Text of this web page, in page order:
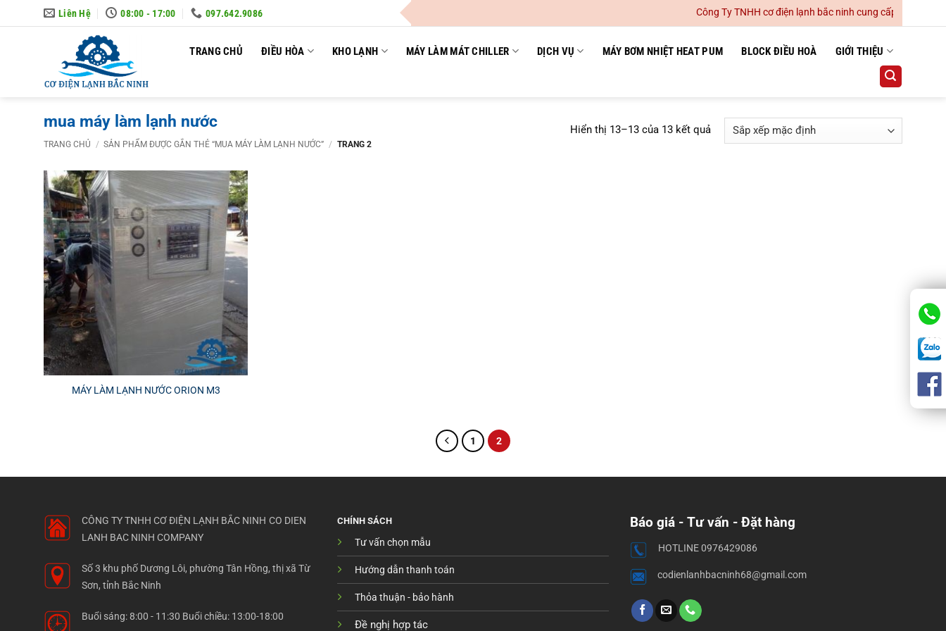
to
Liên Hệ 08:00 - 17:00 097.642.9086 Công Ty TNHH cơ điện lạnh bắc ninh cung cấp lắp đặt hệ
TRANG CHỦ ĐIỀU HÒA KHO LẠNH MÁY LÀM MÁT CHILLER DỊCH VỤ MÁY BƠM NHIỆT HEAT PUM BLOCK ĐIỀU HOÀ GIỚI THIỆU
mua máy làm lạnh nước
TRANG CHỦ / SẢN PHẨM ĐƯỢC GẮN THẺ “MUA MÁY LÀM LẠNH NƯỚC” / TRANG 2
Hiển thị 13–13 của 13 kết quả
MÁY LÀM LẠNH NƯỚC ORION M3
1 2
CÔNG TY TNHH CƠ ĐIỆN LẠNH BẮC NINH CO DIEN
LANH BAC NINH COMPANY
Số 3 khu phố Dương Lôi, phường Tân Hồng, thị xã Từ
Sơn, tỉnh Bắc Ninh
Buổi sáng: 8:00 - 11:30 Buổi chiều: 13:00-18:00
CHÍNH SÁCH
Tư vấn chọn mẫu
Hướng dẫn thanh toán
Thỏa thuận - bảo hành
Đề nghị hợp tác
Báo giá - Tư vấn - Đặt hàng
HOTLINE 0976429086
codienlanhbacninh68@gmail.com